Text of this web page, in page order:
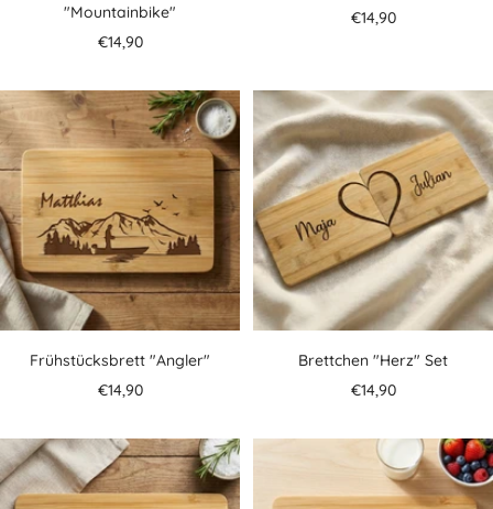
"Mountainbike"
Angebotspreis
€14,90
Angebotspreis
€14,90
Frühstücksbrett "Angler"
Angebotspreis
€14,90
Brettchen "Herz" Set
Angebotspreis
€14,90